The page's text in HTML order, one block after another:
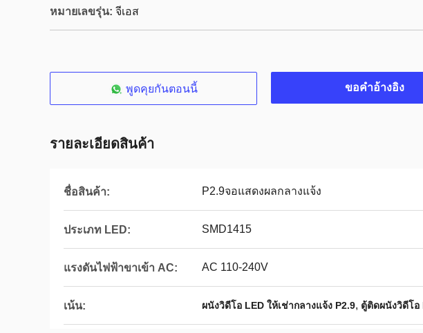
หมายเลขรุ่น: จีเอส
พูดคุยกันตอนนี้ ขอคําอ้างอิง
รายละเอียดสินค้า
ชื่อสินค้า: P2.9จอแสดงผลกลางแจ้ง
ประเภท LED: SMD1415
แรงดันไฟฟ้าขาเข้า AC: AC 110-240V
เน้น: ผนังวิดีโอ LED ให้เช่ากลางแจ้ง P2.9, ตู้ติดผนังวิดีโอ